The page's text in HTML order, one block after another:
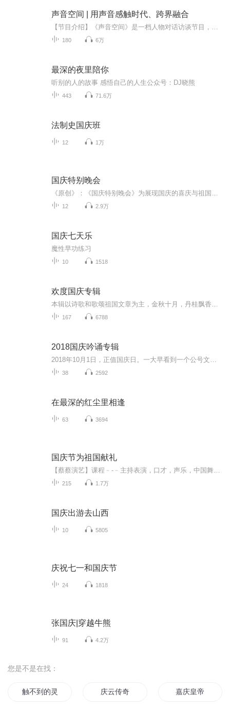
声音空间 | 用声音感触时代、跨界融合
180 6万
最深的夜里陪你
听别的人的故事 感悟自己的人生公众号：DJ晓熊
443 71.6万
法制史国庆班
12 1万
国庆特别晚会
12 2.9万
国庆七天乐
魔性早功练习
10 1518
欢度国庆专辑
167 6788
2018国庆吟诵专辑
38 2592
在最深的红尘里相逢
63 3694
国庆节为祖国献礼
215 1.7万
国庆出游去山西
10 5805
庆祝七一和国庆节
24 1818
张国庆|穿越牛熊
91 4.2万
您是不是在找：
触不到的灵 庆云传奇 嘉庆皇帝